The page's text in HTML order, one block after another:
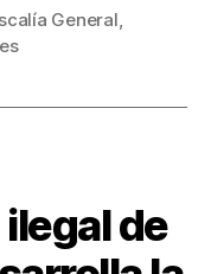
General,
ilegal de